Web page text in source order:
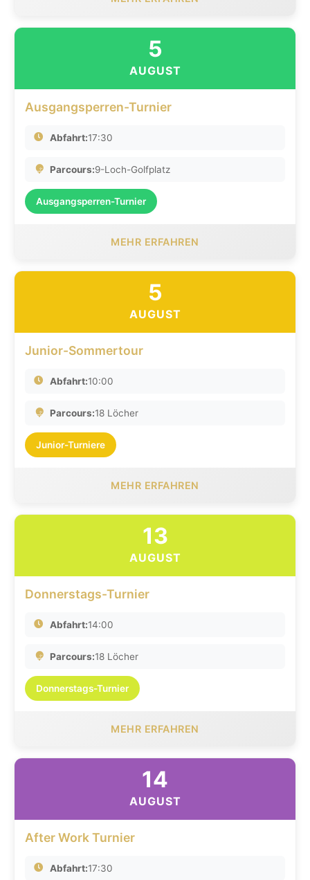
5
AUGUST
Ausgangsperren-Turnier
Abfahrt:17:30
Parcours:9-Loch-Golfplatz
Ausgangsperren-Turnier
MEHR ERFAHREN
5
AUGUST
Junior-Sommertour
Abfahrt:10:00
Parcours:18 Löcher
Junior-Turniere
MEHR ERFAHREN
13
AUGUST
Donnerstags-Turnier
Abfahrt:14:00
Parcours:18 Löcher
Donnerstags-Turnier
MEHR ERFAHREN
14
AUGUST
After Work Turnier
Abfahrt:17:30